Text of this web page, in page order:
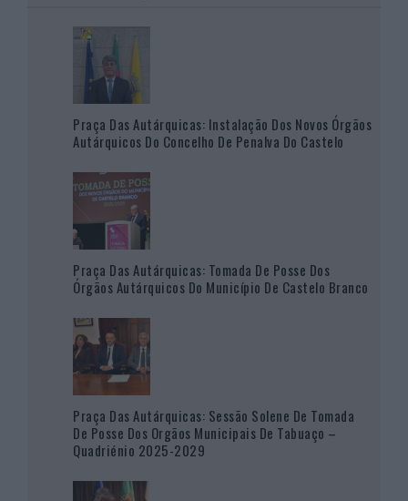
Praça Das Autárquicas: Instalação Dos Novos Órgãos
Autárquicos Do Concelho De Penalva Do Castelo
Praça Das Autárquicas: Tomada De Posse Dos
Órgãos Autárquicos Do Município De Castelo Branco
Praça Das Autárquicas: Sessão Solene De Tomada
De Posse Dos Orgãos Municipais De Tabuaço –
Quadriénio 2025-2029